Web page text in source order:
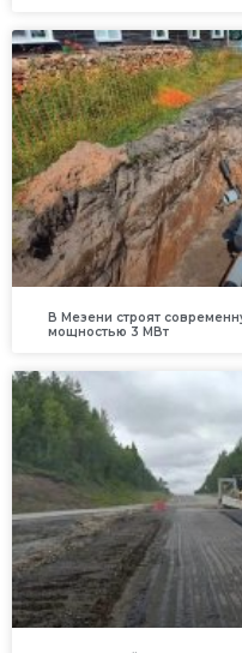
В Мезени строят
мощностью 3 МВт